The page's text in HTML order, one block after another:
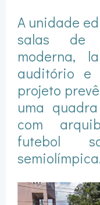
A unidade
salas de
moderna,
auditório e
projeto
uma
com
futebol